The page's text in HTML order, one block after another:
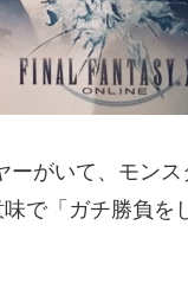
がいて、モン
で「ガチ勝負を